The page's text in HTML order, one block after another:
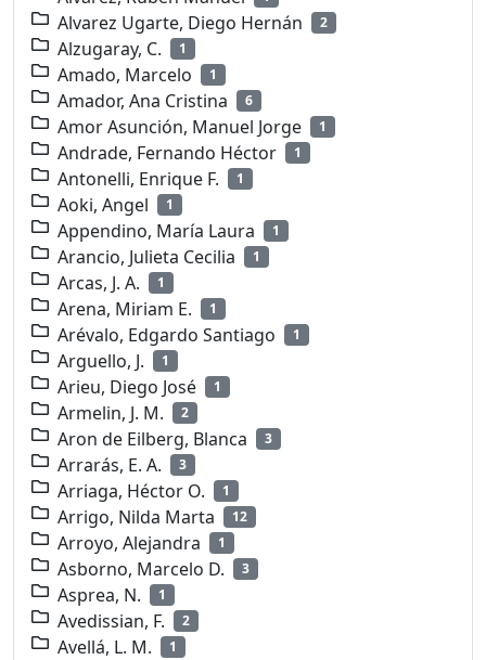
Alvarez Ugarte, Diego Hernán 2
Alzugaray, C. 1
Amado, Marcelo 1
Amador, Ana Cristina 6
Amor Asunción, Manuel Jorge 1
Andrade, Fernando Héctor 1
Antonelli, Enrique F. 1
Aoki, Angel 1
Appendino, María Laura 1
Arancio, Julieta Cecilia 1
Arcas, J. A. 1
Arena, Miriam E. 1
Arévalo, Edgardo Santiago 1
Arguello, J. 1
Arieu, Diego José 1
Armelin, J. M. 2
Aron de Eilberg, Blanca 3
Arrarás, E. A. 3
Arriaga, Héctor O. 1
Arrigo, Nilda Marta 12
Arroyo, Alejandra 1
Asborno, Marcelo D. 3
Asprea, N. 1
Avedissian, F. 2
Avellá, L. M. 1